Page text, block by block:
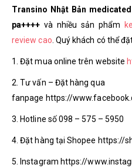
Transino Nhật Bản
pa++++ và nhiều sản phẩm
review cao . Quý khách có thể
1. Đặt mua online trên website
2. Tư vấn – Đặt hàng qua
fanpage https://
3. Hotline số 098 – 575 – 5950
4. Đặt hàng tại Shopee https://
5. Instagram https://